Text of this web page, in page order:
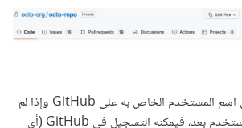
اسأل العميل عن اسم المستخدم الخاص به على GitHub وإذا لم
يكن لديه اسم مستخدم بعد، فيمكنه التسجيل في GitHub (أي